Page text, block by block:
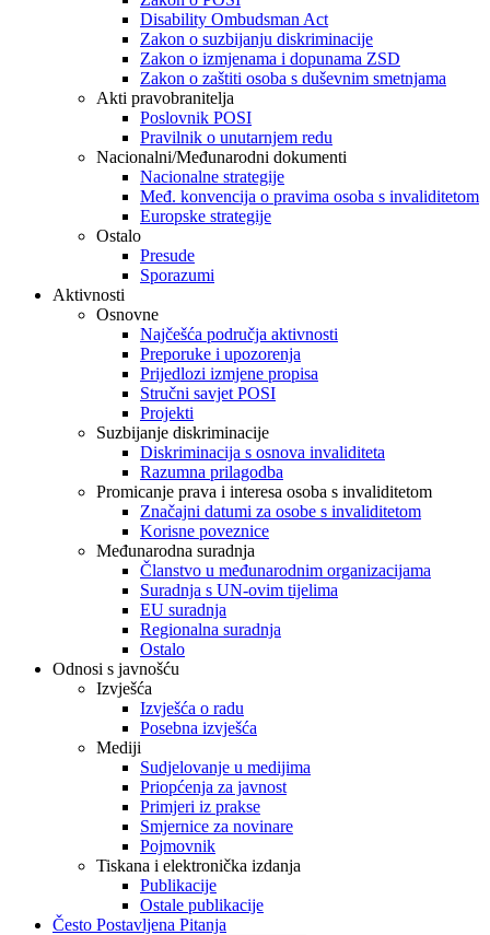
Disability Ombudsman Act
Zakon o suzbijanju diskriminacije
Zakon o izmjenama i dopunama ZSD
Zakon o zaštiti osoba s duševnim smetnjama
Akti pravobranitelja
Poslovnik POSI
Pravilnik o unutarnjem redu
Nacionalni/Međunarodni dokumenti
Nacionalne strategije
Međ. konvencija o pravima osoba s invaliditetom
Europske strategije
Ostalo
Presude
Sporazumi
Aktivnosti
Osnovne
Najčešća područja aktivnosti
Preporuke i upozorenja
Prijedlozi izmjene propisa
Stručni savjet POSI
Projekti
Suzbijanje diskriminacije
Diskriminacija s osnova invaliditeta
Razumna prilagodba
Promicanje prava i interesa osoba s invaliditetom
Značajni datumi za osobe s invaliditetom
Korisne poveznice
Međunarodna suradnja
Članstvo u međunarodnim organizacijama
Suradnja s UN-ovim tijelima
EU suradnja
Regionalna suradnja
Ostalo
Odnosi s javnošću
Izvješća
Izvješća o radu
Posebna izvješća
Mediji
Sudjelovanje u medijima
Priopćenja za javnost
Primjeri iz prakse
Smjernice za novinare
Pojmovnik
Tiskana i elektronička izdanja
Publikacije
Ostale publikacije
Često Postavljena Pitanja